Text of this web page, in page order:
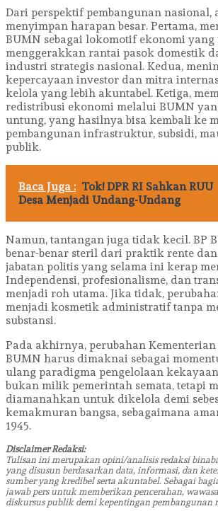
Dari perspektif pembangunan nasional,
menyimpan harapan besar. Pertama,
BUMN sebagai lokomotif ekonomi yang
menggerakkan rantai pasok domestik
industri strategis nasional. Kedua,
kepercayaan investor dan mitra
kelola yang lebih akuntabel. Ketiga,
redistribusi ekonomi melalui BUMN
untung, yang hasilnya bisa kembali ke
pembangunan infrastruktur, subsidi,
publik.
Baca Juga : Tok! DPR RI Sahkan RUU
Desa Menjadi Undang-Undang
Namun, tantangan juga tidak kecil. BP
benar-benar steril dari praktik rente
jabatan politis yang selama ini kerap
Independensi, profesionalisme, dan
menjadi roh utama. Jika tidak,
menjadi kosmetik administratif tanpa
substansi.
Pada akhirnya, perubahan Kementerian
BUMN harus dimaknai sebagai
ulang paradigma pengelolaan
bukan milik pemerintah semata, tetapi
diamanahkan untuk dikelola demi
kemakmuran bangsa, sebagaimana
1945.
Disclaimer Redaksi:
Tulisan ini merupakan opini/analisis redaksi
yang disusun berdasarkan data, informasi, dan
sumber yang kredibel serta akuntabel. Sebagai
jawab pers untuk memberikan pencerahan,
diskursus publik demi kepentingan pembangunan